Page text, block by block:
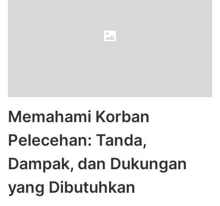
Memahami Korban
Pelecehan: Tanda,
Dampak, dan Dukungan
yang Dibutuhkan